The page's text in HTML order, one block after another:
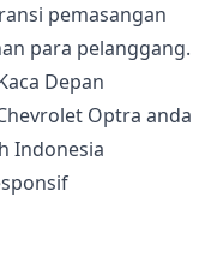
pemasangan
para pelanggang.
Optra anda
Indonesia